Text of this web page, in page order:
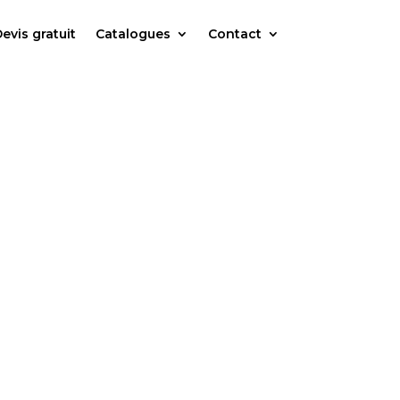
gratuit Catalogues Contact